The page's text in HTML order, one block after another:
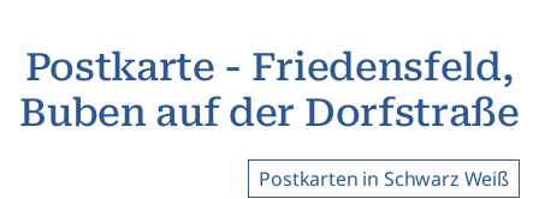
Postkarte - Friedensfeld,
Buben auf der Dorfstraße
Postkarten in Schwarz Weiß